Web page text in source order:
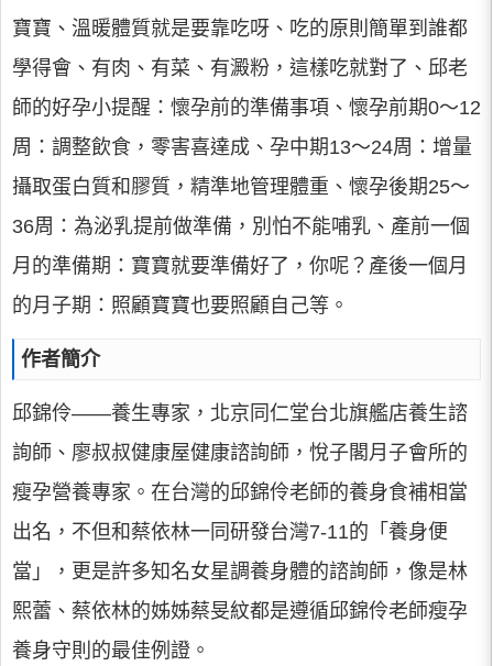
寶寶、溫暖體質就是要靠吃呀、吃的原則簡單到誰都
學得會、有肉、有菜、有澱粉，這樣吃就對了、邱老
師的好孕小提醒：懷孕前的準備事項、懷孕前期0～12
周：調整飲食，零害喜達成、孕中期13～24周：增量
攝取蛋白質和膠質，精準地管理體重、懷孕後期25～
36周：為泌乳提前做準備，別怕不能哺乳、產前一個
月的準備期：寶寶就要準備好了，你呢？產後一個月
的月子期：照顧寶寶也要照顧自己等。
作者簡介
邱錦伶——養生專家，北京同仁堂台北旗艦店養生諮
詢師、廖叔叔健康屋健康諮詢師，悅子閣月子會所的
瘦孕營養專家。在台灣的邱錦伶老師的養身食補相當
出名，不但和蔡依林一同研發台灣7-11的「養身便
當」，更是許多知名女星調養身體的諮詢師，像是林
熙蕾、蔡依林的姊姊蔡旻紋都是遵循邱錦伶老師瘦孕
養身守則的最佳例證。